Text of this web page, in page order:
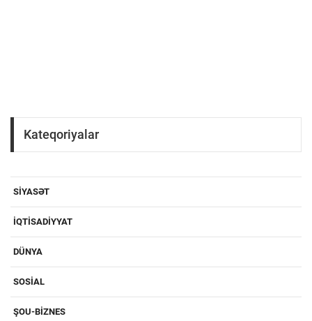
Kateqoriyalar
SIYASƏT
IQTISADIYYAT
DÜNYA
SOSIAL
ŞOU-BIZNES